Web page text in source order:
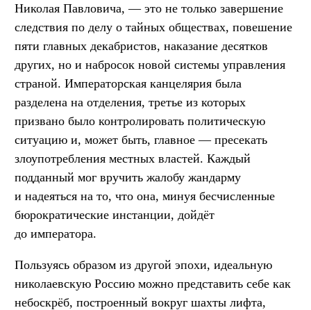
Николая Павловича, — это не только завершение
следствия по делу о тайных обществах, повешение
пяти главных декабристов, наказание десятков
других, но и набросок новой системы управления
страной. Императорская канцелярия была
разделена на отделения, третье из которых
призвано было контролировать политическую
ситуацию и, может быть, главное — пресекать
злоупотребления местных властей. Каждый
подданный мог вручить жалобу жандарму
и надеяться на то, что она, минуя бесчисленные
бюрократические инстанции, дойдёт
до императора.
Пользуясь образом из другой эпохи, идеальную
николаевскую Россию можно представить себе как
небоскрёб, построенный вокруг шахты лифта,